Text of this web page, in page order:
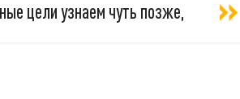
цели узнаем чуть позже,